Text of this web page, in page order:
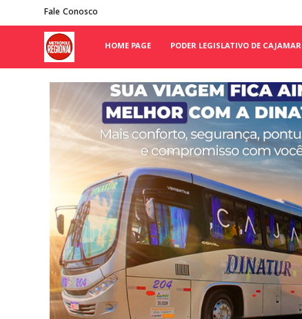
Fale Conosco
HOME PAGE PODER LEGISLATIVO DE CAJAMAR
Poder Legislativo de Cajamar
Galeria de Fotos